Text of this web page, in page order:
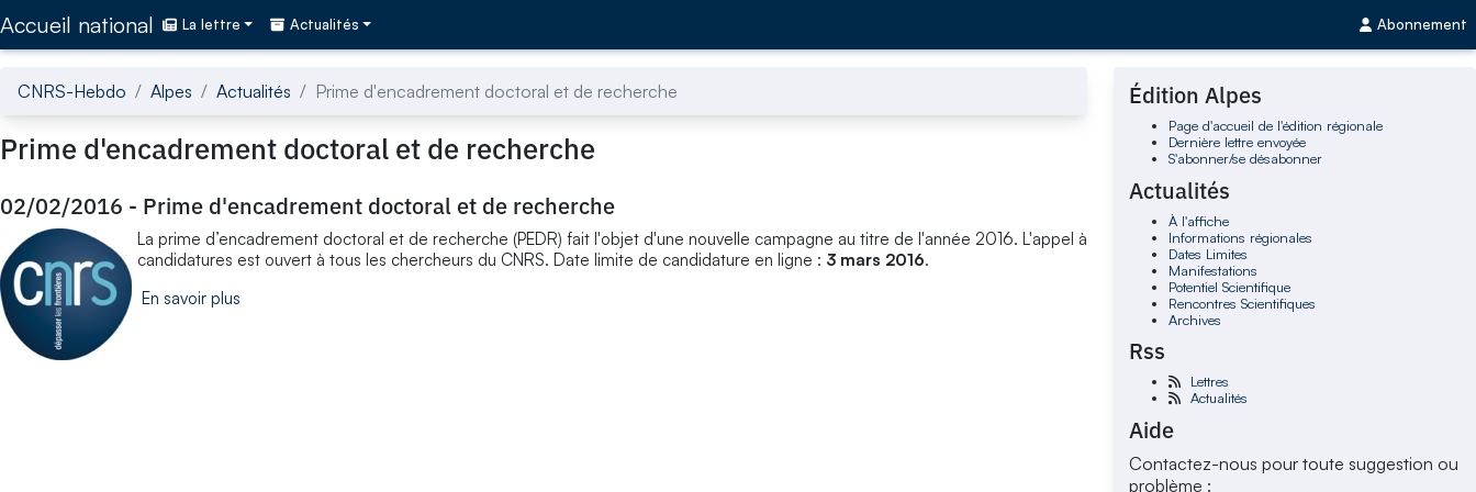
Accueil national La lettre Actualités Abonnement
CNRS-Hebdo Alpes Actualités Prime d'encadrement doctoral et de recherche
Prime d'encadrement doctoral et de recherche
02/02/2016 - Prime d'encadrement doctoral et de recherche
La prime d’encadrement doctoral et de recherche (PEDR) fait l'objet d'une nouvelle campagne au titre de l'année 2016. L'appel à
candidatures est ouvert à tous les chercheurs du CNRS. Date limite de candidature en ligne : 3 mars 2016.
En savoir plus
Édition Alpes
Page d'accueil de l'édition régionale
Dernière lettre envoyée
S'abonner/se désabonner
Actualités
À l'affiche
Informations régionales
Dates Limites
Manifestations
Potentiel Scientifique
Rencontres Scientifiques
Archives
Rss
Lettres
Actualités
Aide
Contactez-nous pour toute suggestion ou
problème :